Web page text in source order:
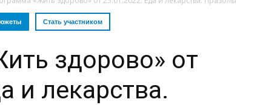
Стать участником
здорово» от
и лекарства.